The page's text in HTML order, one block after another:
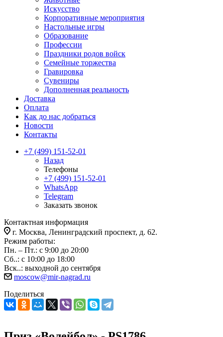
Искусство
Корпоративные мероприятия
Настольные игры
Образование
Профессии
Праздники родов войск
Семейные торжества
Гравировка
Сувениры
Дополненная реальность
Доставка
Оплата
Как до нас добраться
Новости
Контакты
+7 (499) 151-52-01
Назад
Телефоны
+7 (499) 151-52-01
WhatsApp
Telegram
Заказать звонок
Контактная информация
г. Москва, Ленинградский проспект, д. 62.
Режим работы:
Пн. – Пт.: с 9:00 до 20:00
Сб..: с 10:00 до 18:00
Вск..: выходной до сентября
moscow@mir-nagrad.ru
Поделиться